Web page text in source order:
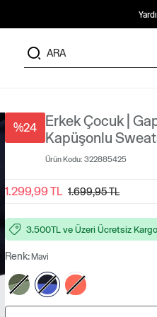
%24
Erkek Çocuk |
Kapüşonlu
Ürün Kodu: 322885425
1.299,99 TL 1.699,95 TL
3.500TL ve Üzeri Ücretsiz Kargo
Renk: Mavi